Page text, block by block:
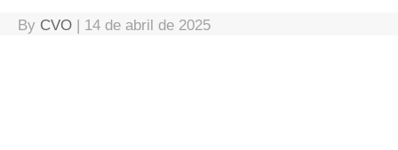
By CVO | 14 de abril de 2025